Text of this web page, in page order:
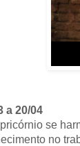
a 20/04
se
no